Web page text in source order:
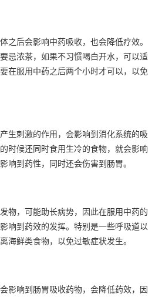
之后会影响中药吸收，也会降低疗效。
忌浓茶，如果不习惯喝白开水，可以适
在服用中药之后两个小时才可以，以免
生刺激的作用，会影响到消化系统的吸
时候还同时食用生冷的食物，就会影响
响到药性，同时还会伤害到肠胃。
物，可能助长病势，因此在服用中药的
响到药效的发挥。特别是一些呼吸道以
海鲜类食物，以免过敏症状发生。
影响到肠胃吸收药物，会降低药效，因